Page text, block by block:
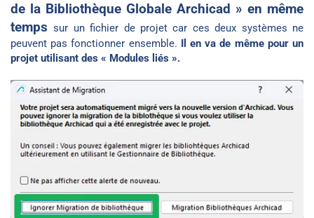
de la Bibliothèque Globale Archicad » en même
tempssur un fichier de projet car ces deux systèmes ne
peuvent pas fonctionner ensemble. Il en va de même pour un
projet utilisant des « Modules liés ».